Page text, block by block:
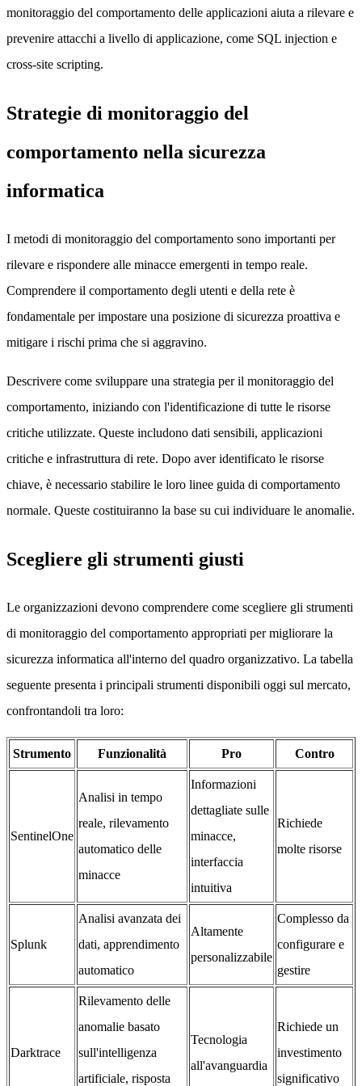
monitoraggio del comportamento delle applicazioni aiuta a rilevare e
prevenire attacchi a livello di applicazione, come SQL injection e
cross-site scripting.
Strategie di monitoraggio del
comportamento nella sicurezza
informatica
I metodi di monitoraggio del comportamento sono importanti per
rilevare e rispondere alle minacce emergenti in tempo reale.
Comprendere il comportamento degli utenti e della rete è
fondamentale per impostare una posizione di sicurezza proattiva e
mitigare i rischi prima che si aggravino.
Descrivere come sviluppare una strategia per il monitoraggio del
comportamento, iniziando con l'identificazione di tutte le risorse
critiche utilizzate. Queste includono dati sensibili, applicazioni
critiche e infrastruttura di rete. Dopo aver identificato le risorse
chiave, è necessario stabilire le loro linee guida di comportamento
normale. Queste costituiranno la base su cui individuare le anomalie.
Scegliere gli strumenti giusti
Le organizzazioni devono comprendere come scegliere gli strumenti
di monitoraggio del comportamento appropriati per migliorare la
sicurezza informatica all'interno del quadro organizzativo. La tabella
seguente presenta i principali strumenti disponibili oggi sul mercato,
confrontandoli tra loro:
Strumento Funzionalità Pro Contro
SentinelOne
Analisi in tempo
reale, rilevamento
automatico delle
minacce
Informazioni
dettagliate sulle
minacce,
interfaccia
intuitiva
Richiede
molte risorse
Splunk
Analisi avanzata dei
dati, apprendimento
automatico
Altamente
personalizzabile
Complesso da
configurare e
gestire
Darktrace
Rilevamento delle
anomalie basato
sull'intelligenza
artificiale, risposta
Tecnologia
all'avanguardia
Richiede un
investimento
significativo